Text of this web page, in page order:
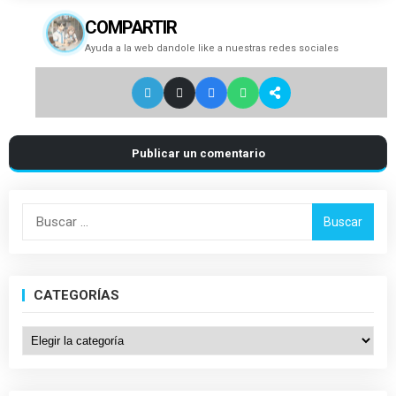
COMPARTIR
Ayuda a la web dandole like a nuestras redes sociales
Publicar un comentario
Buscar:
CATEGORÍAS
Categorías